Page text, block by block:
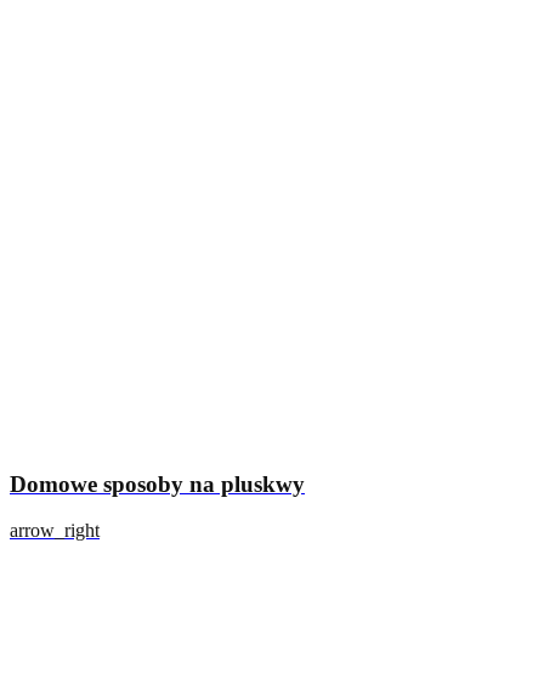
Domowe sposoby na pluskwy
arrow_right